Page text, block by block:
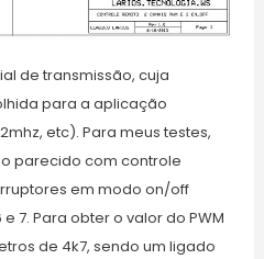
de transmissão, cuja
para a aplicação
etc). Para meus testes,
parecido com controle
em modo on/off
7. Para obter o valor do PWM
de 4k7, sendo um ligado